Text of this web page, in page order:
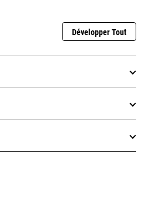
Développer Tout